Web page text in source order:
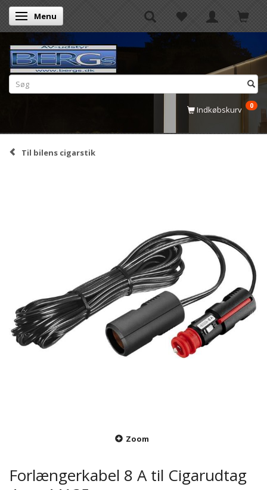
Skifte navigation
Menu
Indkøbskurv 0
Til bilens cigarstik
Zoom
Forlængerkabel 8 A til Cigarudtag